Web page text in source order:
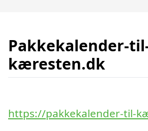
Pakkekalender-
kæresten.dk
https://pakkekalender-til-